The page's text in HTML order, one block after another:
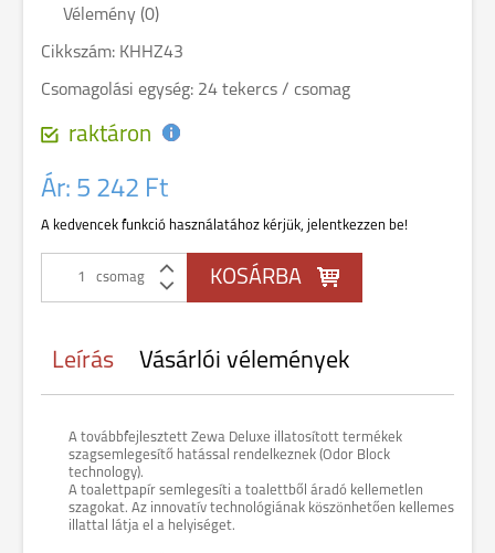
Vélemény (0)
Cikkszám: KHHZ43
Csomagolási egység: 24 tekercs / csomag
raktáron
Ár: 5 242 Ft
A kedvencek funkció használatához kérjük, jelentkezzen be!
csomag
Leírás Vásárlói vélemények
A továbbfejlesztett Zewa Deluxe illatosított termékek
szagsemlegesítő hatással rendelkeznek (Odor Block
technology).
A toalettpapír semlegesíti a toalettből áradó kellemetlen
szagokat. Az innovatív technológiának köszönhetően kellemes
illattal látja el a helyiséget.